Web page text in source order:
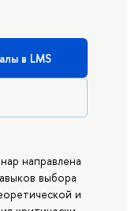
в LMS
направлена
выбора
и